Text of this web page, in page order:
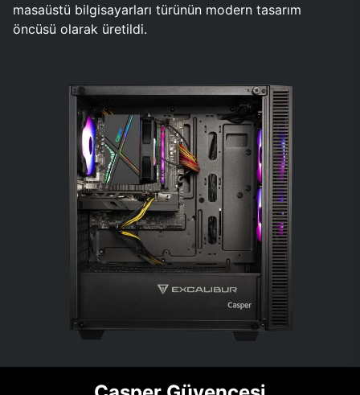
masaüstü bilgisayarları türünün modern tasarım
öncüsü olarak üretildi.